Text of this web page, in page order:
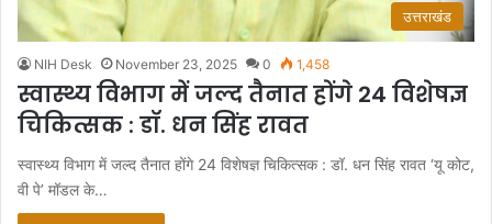
उत्तराखंड
NIH Desk November 23, 2025 0 1,458
स्वास्थ्य विभाग में जल्द तैनात होंगे 24 विशेषज्ञ
चिकित्सक : डॉ. धन सिंह रावत
स्वास्थ्य विभाग में जल्द तैनात होंगे 24 विशेषज्ञ चिकित्सक : डॉ. धन सिंह रावत ‘यू कोट,
वी पे’ मॉडल के…